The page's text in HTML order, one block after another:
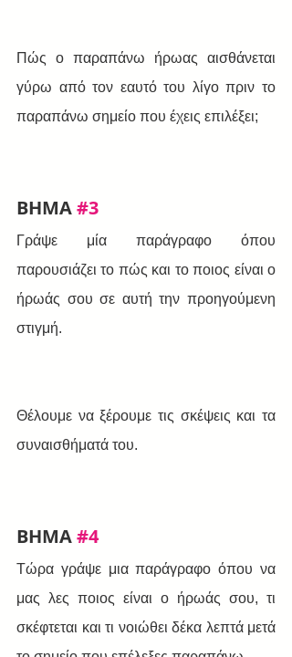
Πώς ο παραπάνω ήρωας αισθάνεται
γύρω από τον εαυτό του λίγο πριν το
παραπάνω σημείο που έχεις επιλέξει;
BHMA #3
Γράψε μία παράγραφο όπου
παρουσιάζει το πώς και το ποιος είναι ο
ήρωάς σου σε αυτή την προηγούμενη
στιγμή.
Θέλουμε να ξέρουμε τις σκέψεις και τα
συναισθήματά του.
BHMA #4
Τώρα γράψε μια παράγραφο όπου να
μας λες ποιος είναι ο ήρωάς σου, τι
σκέφτεται και τι νοιώθει δέκα λεπτά μετά